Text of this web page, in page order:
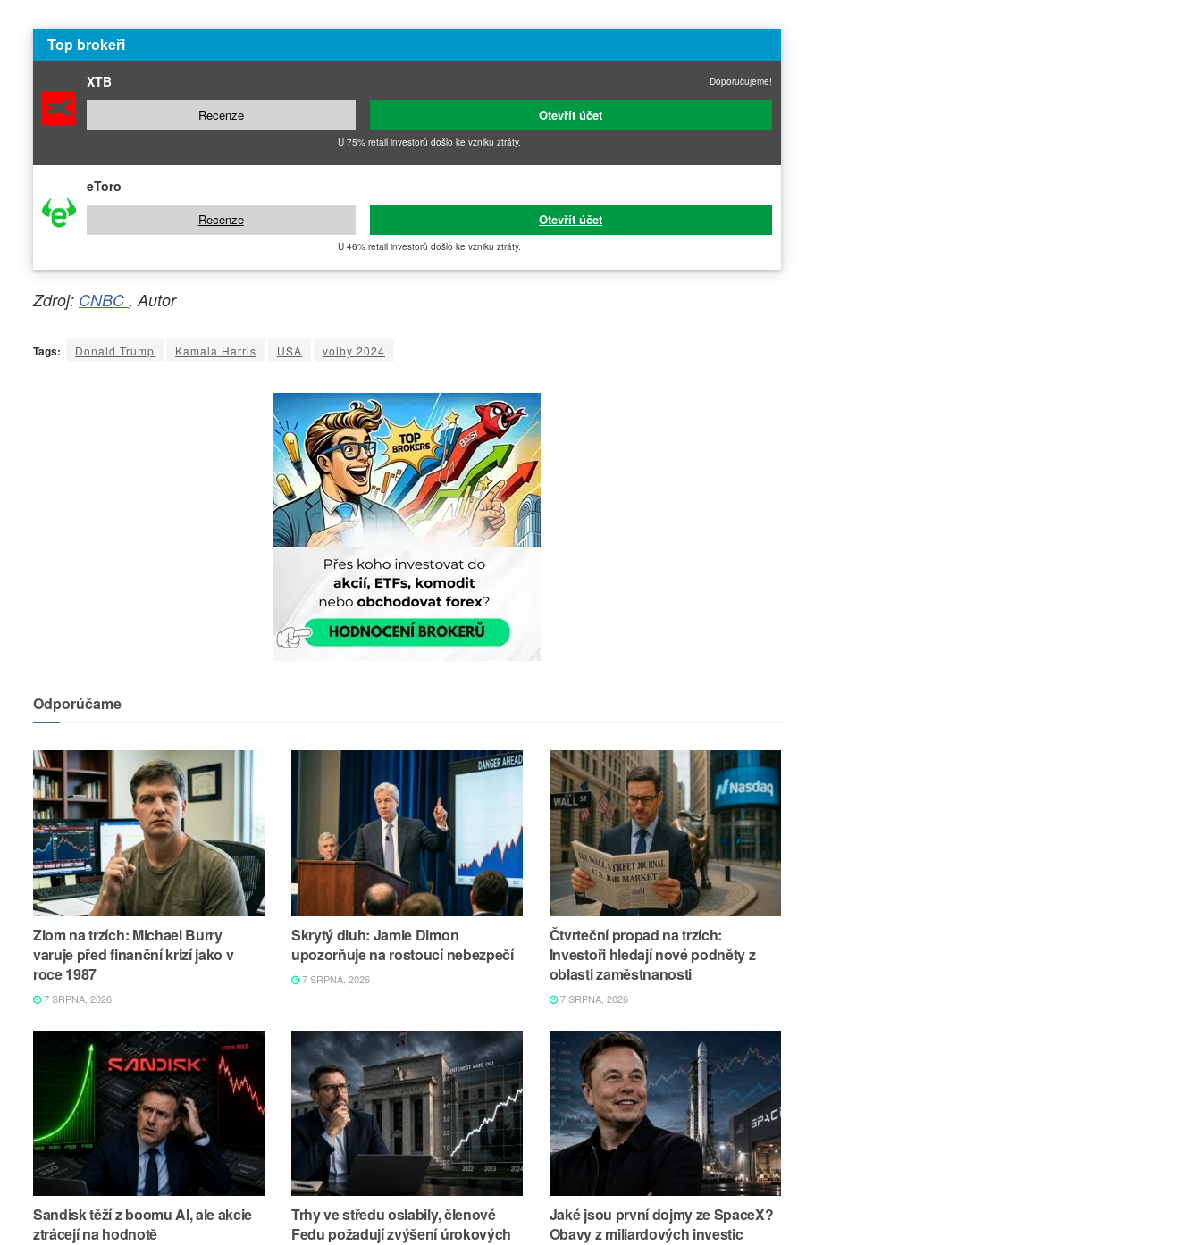
Top brokeři
XTB Doporučujeme!
Recenze Otevřít účet
U 75% retail investorů došlo ke vzniku ztráty.
eToro
Recenze Otevřít účet
U 46% retail investorů došlo ke vzniku ztráty.
Zdroj: CNBC , Autor
Tags: Donald Trump Kamala Harris USA volby 2024
Odporúčame
Zlom na trzích: Michael Burry
varuje před finanční krizí jako v
roce 1987
7 SRPNA, 2026
Skrytý dluh: Jamie Dimon
upozorňuje na rostoucí nebezpečí
7 SRPNA, 2026
Čtvrteční propad na trzích:
Investoři hledají nové podněty z
oblasti zaměstnanosti
7 SRPNA, 2026
Sandisk těží z boomu AI, ale akcie
ztrácejí na hodnotě
Trhy ve středu oslabily, členové
Fedu požadují zvýšení úrokových
Jaké jsou první dojmy ze SpaceX?
Obavy z miliardových investic